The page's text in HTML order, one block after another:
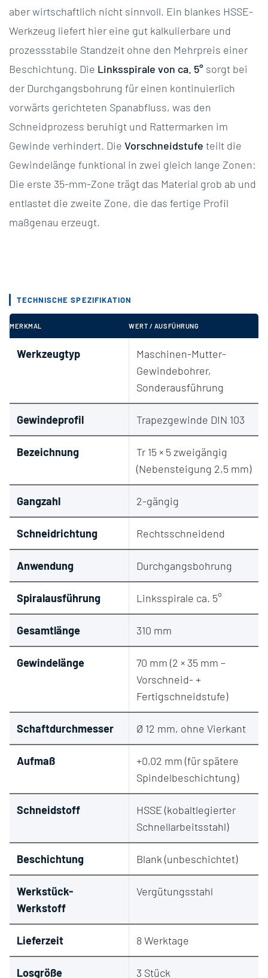
aber wirtschaftlich nicht sinnvoll. Ein blankes HSSE-
Werkzeug liefert hier eine gut kalkulierbare und
prozessstabile Standzeit ohne den Mehrpreis einer
Beschichtung. Die Linksspirale von ca. 5° sorgt bei
der Durchgangsbohrung für einen kontinuierlich
vorwärts gerichteten Spanabfluss, was den
Schneidprozess beruhigt und Rattermarken im
Gewinde verhindert. Die Vorschneidstufe teilt die
Gewindelänge funktional in zwei gleich lange Zonen:
Die erste 35-mm-Zone trägt das Material grob ab und
entlastet die zweite Zone, die das fertige Profil
maßgenau erzeugt.
TECHNISCHE SPEZIFIKATION
MERKMAL WERT / AUSFÜHRUNG
Werkzeugtyp
Maschinen-Mutter-
Gewindebohrer,
Sonderausführung
Gewindeprofil Trapezgewinde DIN 103
Bezeichnung
Tr 15 × 5 zweigängig
(Nebensteigung 2,5 mm)
Gangzahl 2-gängig
Schneidrichtung Rechtsschneidend
Anwendung Durchgangsbohrung
Spiralausführung Linksspirale ca. 5°
Gesamtlänge 310 mm
Gewindelänge
70 mm (2 × 35 mm –
Vorschneid- +
Fertigschneidstufe)
Schaftdurchmesser Ø 12 mm, ohne Vierkant
Aufmaß
+0,02 mm (für spätere
Spindelbeschichtung)
Schneidstoff
HSSE (kobaltlegierter
Schnellarbeitsstahl)
Beschichtung Blank (unbeschichtet)
Werkstück-
Werkstoff
Vergütungsstahl
Lieferzeit 8 Werktage
Losgröße 3 Stück